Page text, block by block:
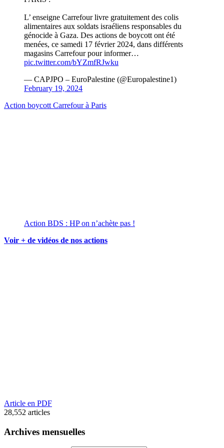
L’ enseigne Carrefour livre gratuitement des colis
alimentaires aux soldats israéliens responsables du
génocide à Gaza. Des actions de boycott ont été
menées, ce samedi 17 février 2024, dans différents
magasins Carrefour pour informer…
pic.twitter.com/bYZmfRJwku
— CAPJPO – EuroPalestine (@Europalestine1)
February 19, 2024
Action boycott Carrefour à Paris
Action BDS : HP on n’achète pas !
Voir + de vidéos de nos actions
Article en PDF
28,552 articles
Archives mensuelles